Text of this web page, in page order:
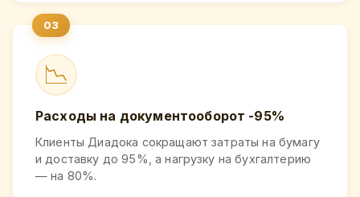
📉
Расходы на документооборот -95%
Клиенты Диадока сокращают затраты на бумагу
и доставку до 95%, а нагрузку на бухгалтерию
— на 80%.